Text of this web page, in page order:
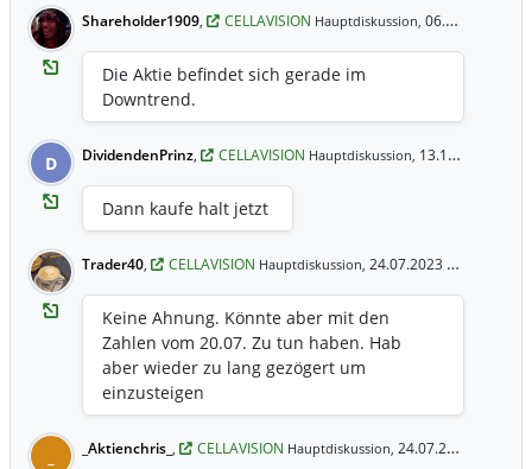
Shareholder1909, CELLAVISION Hauptdiskussion, 06.06.2025 9:13 Uhr
Die Aktie befindet sich gerade im
Downtrend.
D DividendenPrinz, CELLAVISION Hauptdiskussion, 13.10.2023 11:12 Uhr
Dann kaufe halt jetzt
Trader40, CELLAVISION Hauptdiskussion, 24.07.2023 14:04 Uhr
Keine Ahnung. Könnte aber mit den
Zahlen vom 20.07. Zu tun haben. Hab
aber wieder zu lang gezögert um
einzusteigen
_Aktienchris_ , CELLAVISION Hauptdiskussion, 24.07.2023 10:56 Uhr